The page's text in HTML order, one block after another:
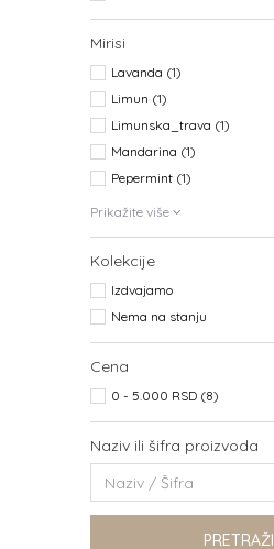
Mirisi
Lavanda (1)
Limun (1)
Limunska_trava (1)
Mandarina (1)
Pepermint (1)
Prikažite više
Kolekcije
Izdvajamo
Nema na stanju
Cena
0 - 5.000 RSD (8)
Naziv ili šifra proizvoda
PRETRAŽI